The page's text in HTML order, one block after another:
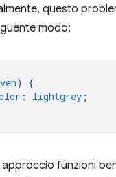
questo
modo:
)
{
: lightgrey ;
funzioni